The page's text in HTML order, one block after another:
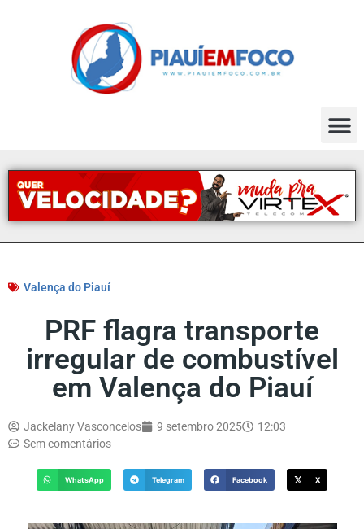
Valença do Piauí
PRF flagra transporte
irregular de combustível
em Valença do Piauí
Jackelany Vasconcelos 9 setembro 2025
12:03
Sem comentários
WhatsApp Telegram Facebook X